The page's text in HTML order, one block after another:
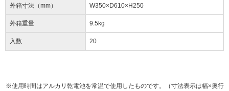
外箱寸法（mm） W350×D610×H250
外箱重量 9.5kg
入数 20
※使用時間はアルカリ乾電池を常温で使用したものです。（寸法表示は幅×奥行